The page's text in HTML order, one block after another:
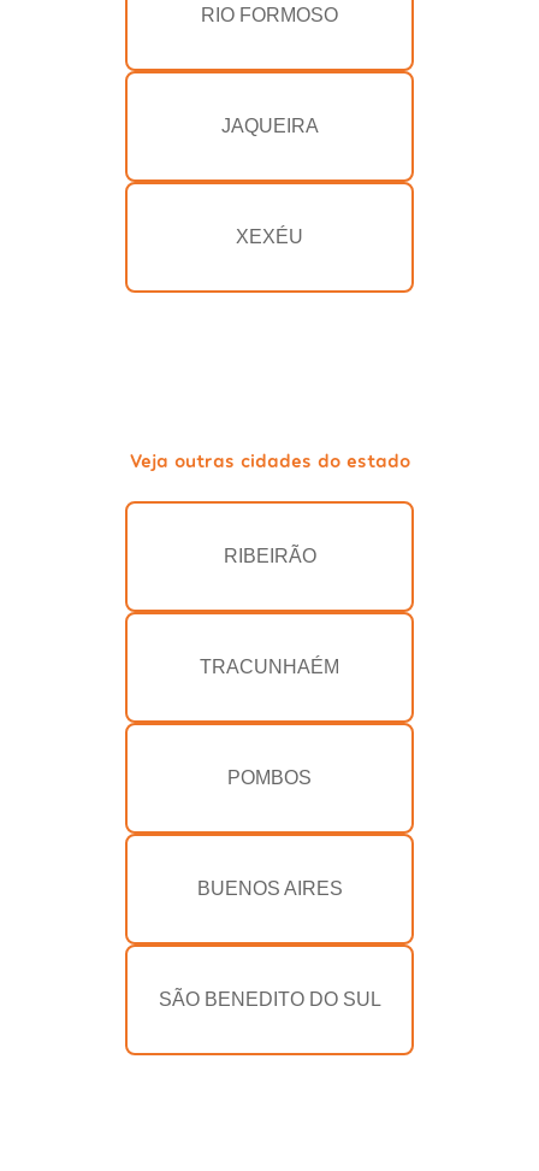
RIO FORMOSO
JAQUEIRA
XEXÉU
Veja outras cidades do estado
RIBEIRÃO
TRACUNHAÉM
POMBOS
BUENOS AIRES
SÃO BENEDITO DO SUL